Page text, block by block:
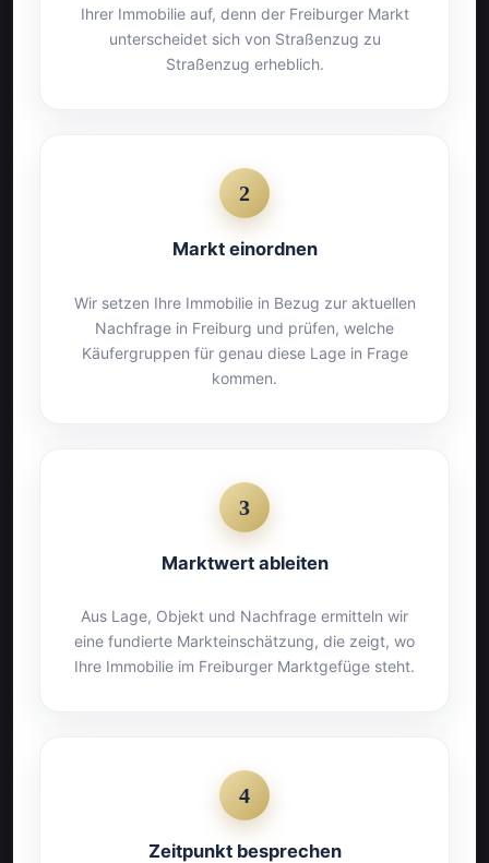
Ihrer Immobilie auf, denn der Freiburger Markt
unterscheidet sich von Straßenzug zu
Straßenzug erheblich.
2
Markt einordnen
Wir setzen Ihre Immobilie in Bezug zur aktuellen
Nachfrage in Freiburg und prüfen, welche
Käufergruppen für genau diese Lage in Frage
kommen.
3
Marktwert ableiten
Aus Lage, Objekt und Nachfrage ermitteln wir
eine fundierte Markteinschätzung, die zeigt, wo
Ihre Immobilie im Freiburger Marktgefüge steht.
4
Zeitpunkt besprechen